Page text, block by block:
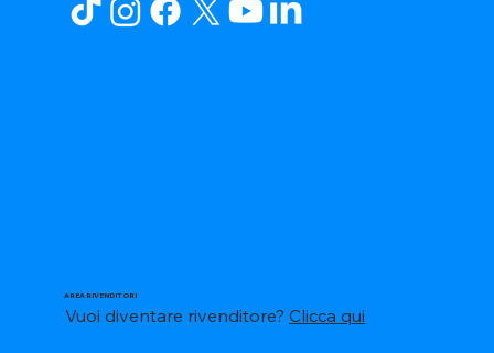
AREA RIVENDITORI
Vuoi diventare rivenditore?Clicca qui